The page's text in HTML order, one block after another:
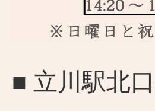
■ 立川駅北